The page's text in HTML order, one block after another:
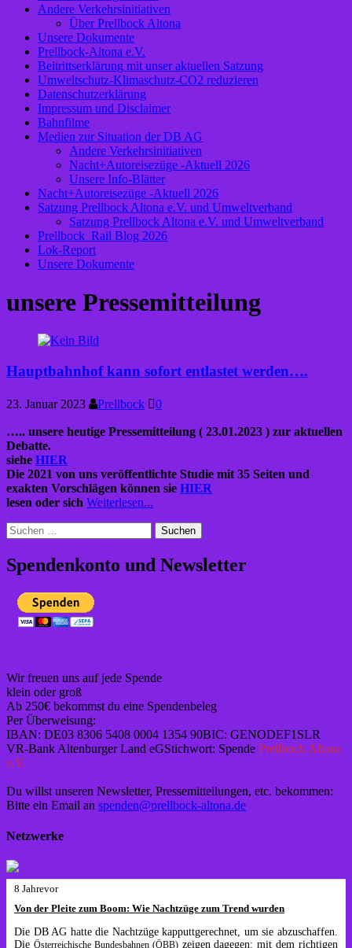
Andere Verkehrsinitiativen
Über Prellbock Altona
Unsere Dokumente
Prellbock-Altona e.V.
Beitrittserklärung mit unser aktuellen Satzung
Umweltschutz-Klimaschutz-CO2 reduzieren
Datenschutzerklärung
Impressum und Disclaimer
Bahnfilme
Medien zur Situation der DB AG
Andere Verkehrsinitiativen
Nacht+Autoreisezüge -Aktuell 2026
Unsere Info-Blätter
Nacht+Autoreisezüge -Aktuell 2026
Satzung Prellbock Altona e.V. und Umweltverband
Satzung Prellbock Altona e.V. und Umweltverband
Prellbock_Rail Blog 2026
Lok-Report
Unsere Dokumente
unsere Pressemitteilung
Hauptbahnhof kann sofort entlastet werden….
23. Januar 2023 Prellbock 0
….. unsere heutige Pressemitteilung ( 23.01.2023 ) zur aktuellen
Debatte.
siehe HIER
Die 2021 von uns veröffentlichte Studie mit 35 Seiten und
exakten Vorschlägen können sie HIER
lesen oder sich Weiterlesen...
Suchen
nach:
Spendenkonto und Newsletter
Wir freuen uns auf jede Spende
klein oder groß
Ab 250€ bekommst du eine Spendenbeleg
Per Überweisung:
IBAN: DE03 8306 5408 0004 1354 90BIC: GENODEF1SLR
VR-Bank Altenburger Land eGStichwort: Spende Prellbock Altona
e.V.
Du willst unseren Newsletter, Pressemitteilungen, etc. bekommen:
Bitte ein Email an spenden@prellbock-altona.de
Netzwerke
8 Jahrevor
Von der Pleite zum Boom: Wie Nachtzüge zum Trend wurden
Die DB AG hatte die Nachtzüge kapputtgerechnet, um sie abzuschaffen.
Die Österreichische Bundesbahnen (ÖBB)zeigen dagegen: mit dem richtigen